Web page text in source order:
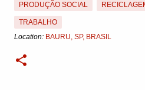
PRODUÇÃO SOCIAL
TRABALHO
Location: BAURU, SP, BRASIL